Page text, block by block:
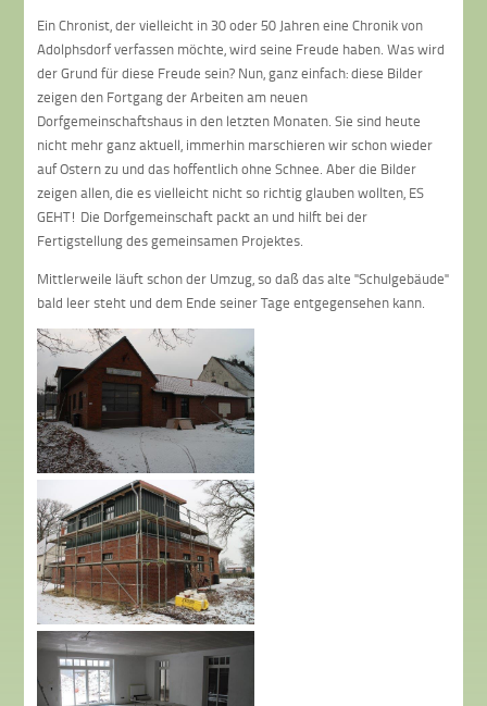
Ein Chronist, der vielleicht in 30 oder 50 Jahren eine Chronik von
Adolphsdorf verfassen möchte, wird seine Freude haben. Was wird
der Grund für diese Freude sein? Nun, ganz einfach: diese Bilder
zeigen den Fortgang der Arbeiten am neuen
Dorfgemeinschaftshaus in den letzten Monaten. Sie sind heute
nicht mehr ganz aktuell, immerhin marschieren wir schon wieder
auf Ostern zu und das hoffentlich ohne Schnee. Aber die Bilder
zeigen allen, die es vielleicht nicht so richtig glauben wollten, ES
GEHT! Die Dorfgemeinschaft packt an und hilft bei der
Fertigstellung des gemeinsamen Projektes.
Mittlerweile läuft schon der Umzug, so daß das alte "Schulgebäude"
bald leer steht und dem Ende seiner Tage entgegensehen kann.